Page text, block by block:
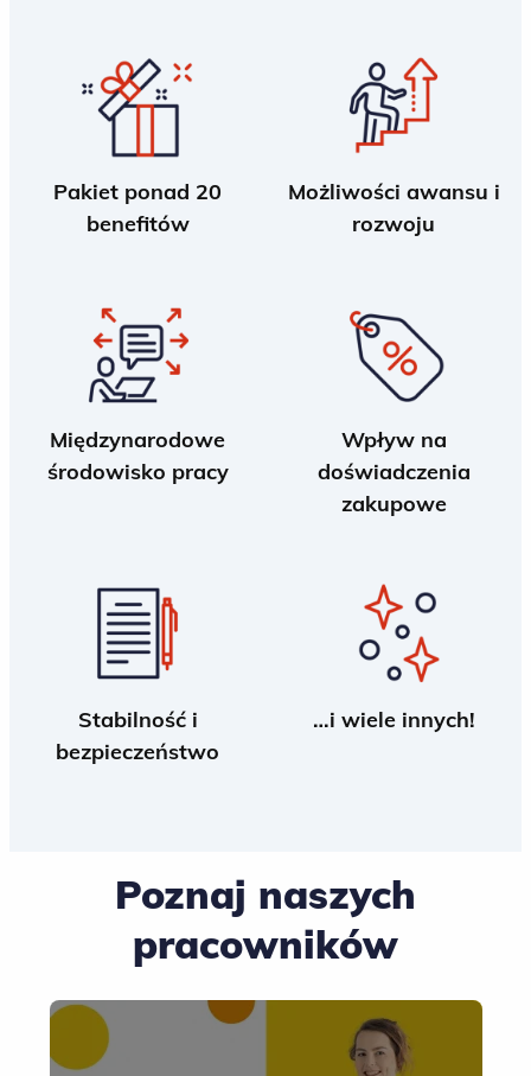
Pakiet ponad 20
benefitów
Możliwości awansu i
rozwoju
Międzynarodowe
środowisko pracy
Wpływ na
doświadczenia
zakupowe
Stabilność i
bezpieczeństwo
…i wiele innych!
Poznaj naszych
pracowników